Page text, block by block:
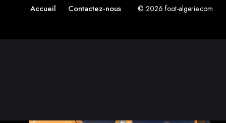
Accueil Contactez-nous © 2026 foot-algerie.com